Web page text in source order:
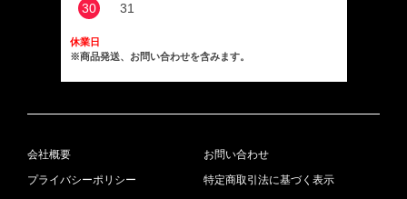
30 31
休業日
※商品発送、お問い合わせを含みます。
会社概要
お問い合わせ
プライバシーポリシー
特定商取引法に基づく表示